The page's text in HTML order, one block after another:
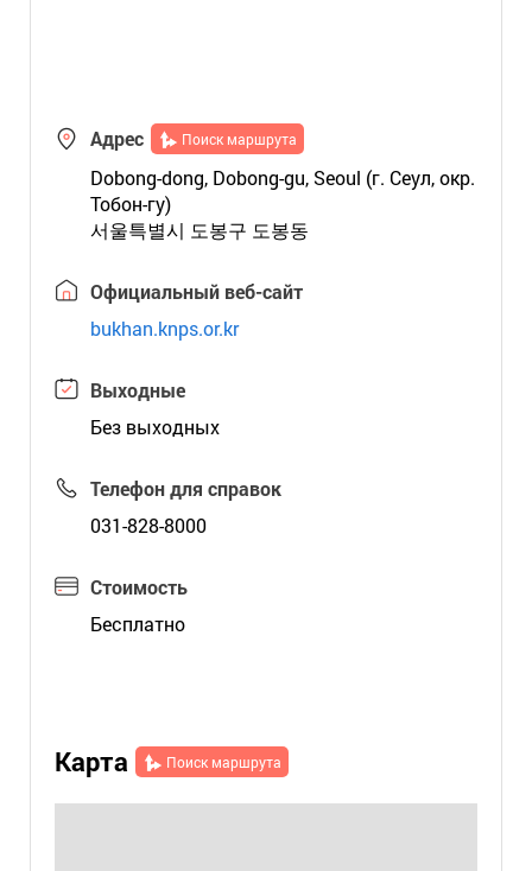
Адрес Поиск маршрута
Dobong-dong, Dobong-gu, Seoul (г. Сеул, окр.
Тобон-гу)
서울특별시 도봉구 도봉동
Официальный веб-сайт
bukhan.knps.or.kr
Выходные
Без выходных
Телефон для справок
031-828-8000
Стоимость
Бесплатно
Карта Поиск маршрута